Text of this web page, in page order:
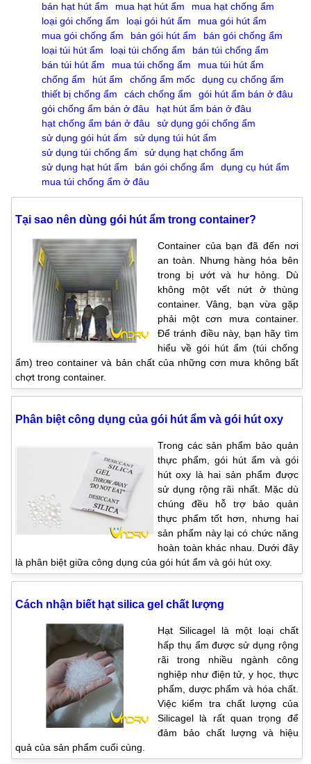
bán hạt hút ẩm
mua hạt hút ẩm
mua hạt chống ẩm
loại gói chống ẩm
loại gói hút ẩm
mua gói hút ẩm
mua gói chống ẩm
bán gói hút ẩm
bán gói chống ẩm
loại túi hút ẩm
loại túi chống ẩm
bán túi chống ẩm
bán túi hút ẩm
mua túi chống ẩm
mua túi hút ẩm
chống ẩm
hút ẩm chống ẩm mốc
dụng cụ chống ẩm
thiết bị chống ẩm
cách chống ẩm
gói hút ẩm bán ở đâu
gói chống ẩm bán ở đâu
hạt hút ẩm bán ở đâu
hạt chống ẩm bán ở đâu
sử dụng gói chống ẩm
sử dụng gói hút ẩm
sử dụng túi hút ẩm
sử dụng túi chống ẩm
sử dụng hạt chống ẩm
sử dụng hạt hút ẩm
bán gói chống ẩm
dụng cụ hút ẩm
mua túi chống ẩm ở đâu
Tại sao nên dùng gói hút ẩm trong container?
Container của bạn đã đến nơi
an toàn. Nhưng hàng hóa bên
trong bị ướt và hư hỏng. Dù
không một vết nứt ở thùng
container. Vâng, bạn vừa gặp
phải một cơn mưa container.
Để tránh điều này, bạn hãy tìm
hiểu về gói hút ẩm (túi chống
ẩm) treo container và bản chất của những cơn mưa không bất
chợt trong container.
Phân biệt công dụng của gói hút ẩm và gói hút oxy
Trong các sản phẩm bảo quản
thực phẩm, gói hút ẩm và gói
hút oxy là hai sản phẩm được
sử dụng rộng rãi nhất. Mặc dù
chúng đều hỗ trợ bảo quản
thực phẩm tốt hơn, nhưng hai
sản phẩm này lại có chức năng
hoàn toàn khác nhau. Dưới đây
là phân biệt giữa công dụng của gói hút ẩm và gói hút oxy.
Cách nhận biết hạt silica gel chất lượng
Hạt Silicagel là một loại chất
hấp thụ ẩm được sử dụng rộng
rãi trong nhiều ngành công
nghiệp như điện tử, y học, thực
phẩm, dược phẩm và hóa chất.
Việc kiểm tra chất lượng của
Silicagel là rất quan trọng để
đảm bảo chất lượng và hiệu
quả của sản phẩm cuối cùng.